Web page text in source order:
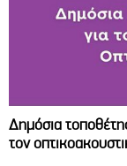
Δημόσια
τον